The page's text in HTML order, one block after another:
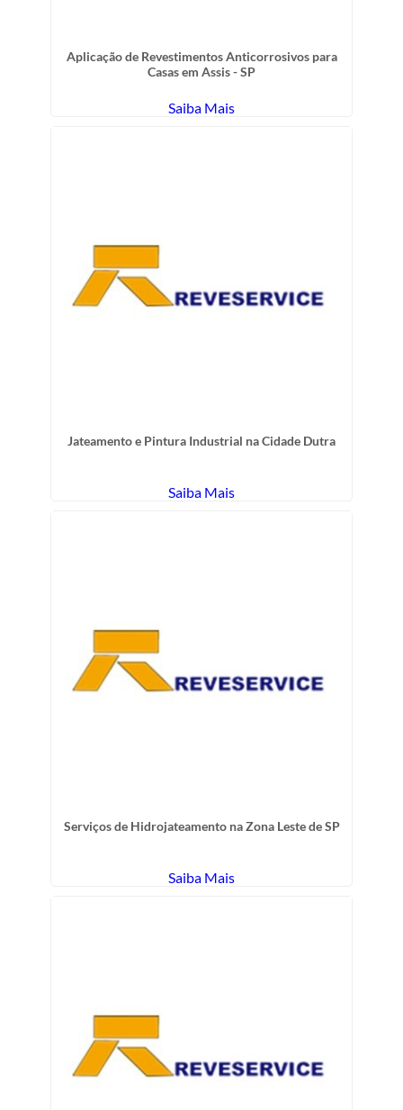
Aplicação de Revestimentos Anticorrosivos para
Casas em Assis - SP
Saiba Mais
Jateamento e Pintura Industrial na Cidade Dutra
Saiba Mais
Serviços de Hidrojateamento na Zona Leste de SP
Saiba Mais